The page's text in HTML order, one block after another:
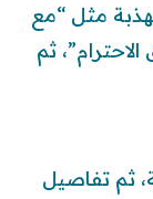
مثل “مع
ثم
ثم تفاصيل